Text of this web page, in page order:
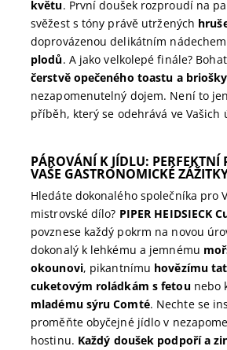
květu. První doušek rozproudí na
svěžest s tóny právě utržených
doprovázenou delikátním
plodů. A jako velkolepé finále?
čerstvě opečeného toastu a briošky
nezapomenutelný dojem. Není to
příběh, který se odehrává ve Vašich
PÁROVÁNÍ K JÍDLU: PERFEKTNÍ
VAŠE GASTRONOMICKÉ
Hledáte dokonalého společníka pro
mistrovské dílo? PIPER HEIDSIECK
povznese každý pokrm na novou
dokonalý k lehkému a jemnému
okounovi, pikantnímu hovězímu
cuketovým roládkám s fetounebo
mladému sýru Comté. Nechte se
proměňte obyčejné jídlo v
hostinu. Každý doušek podpoří a